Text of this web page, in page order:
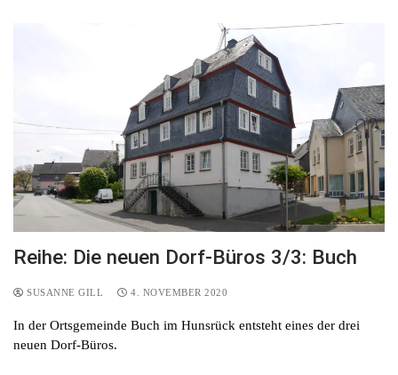
Reihe: Die neuen Dorf-Büros 3/3: Buch
SUSANNE GILL 4. NOVEMBER 2020
In der Ortsgemeinde Buch im Hunsrück entsteht eines der drei
neuen Dorf-Büros.